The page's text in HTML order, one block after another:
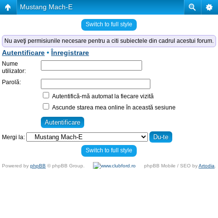
Mustang Mach-E
Switch to full style
Nu aveţi permisiunile necesare pentru a citi subiectele din cadrul acestui forum.
Autentificare • Înregistrare
Nume
utilizator:
Parolă:
Autentifică-mă automat la fiecare vizită
Ascunde starea mea online în această sesiune
Mergi la:
Switch to full style
Powered by phpBB © phpBB Group. phpBB Mobile / SEO byArtodia